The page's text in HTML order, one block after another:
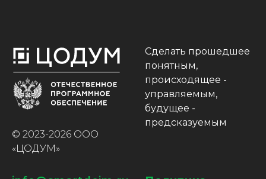
© 2023-2026 ООО
«ЦОДУМ»
Сделать прошедшее
понятным,
происходящее -
управляемым,
будущее -
предсказуемым